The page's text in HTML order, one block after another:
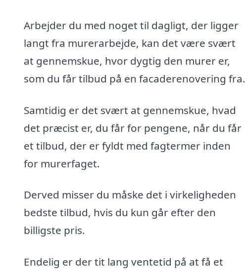
Arbejder du med noget til dagligt, der ligger
langt fra murerarbejde, kan det være svært
at gennemskue, hvor dygtig den murer er,
som du får tilbud på en facaderenovering fra.
Samtidig er det svært at gennemskue, hvad
det præcist er, du får for pengene, når du får
et tilbud, der er fyldt med fagtermer inden
for murerfaget.
Derved misser du måske det i virkeligheden
bedste tilbud, hvis du kun går efter den
billigste pris.
Endelig er der tit lang ventetid på at få et